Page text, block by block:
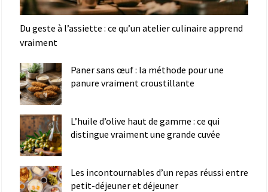
Du geste à l’assiette : ce qu’un atelier culinaire apprend
vraiment
Paner sans œuf : la méthode pour une
panure vraiment croustillante
L’huile d’olive haut de gamme : ce qui
distingue vraiment une grande cuvée
Les incontournables d’un repas réussi entre
petit-déjeuner et déjeuner